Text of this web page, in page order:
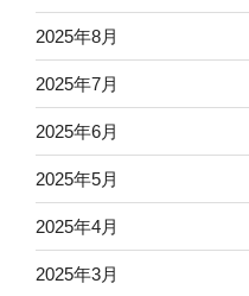
2025年8月
2025年7月
2025年6月
2025年5月
2025年4月
2025年3月